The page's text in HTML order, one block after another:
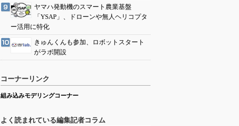
ヤマハ発動機のスマート農業基盤
「YSAP」、ドローンや無人ヘリコプタ
ー活用に特化
きゅんくんも参加、ロボットスタート
がラボ開設
コーナーリンク
組み込みモデリングコーナー
よく読まれている編集記者コラム